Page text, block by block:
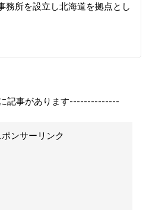
務所を設立し北海道を拠点とし
記事があります--------------
ンサーリンク